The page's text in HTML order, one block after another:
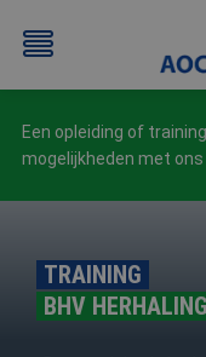
BEHEERDER
Een opleiding of
mogelijkheden met
TRAINING
BHV